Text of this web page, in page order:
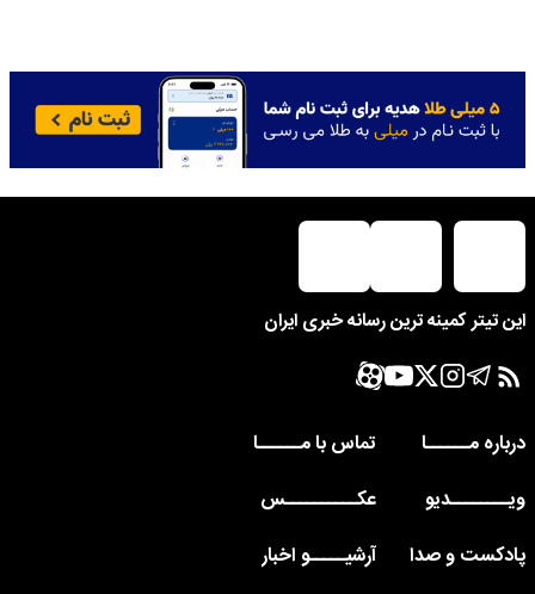
این تیتر کمینه ترین رسانه خبری ایران
درباره مــــــا
تماس با مــــــا
ویــــــــدیو
عکــــــــــس
پادکست و صدا
آرشیـــــو اخبار